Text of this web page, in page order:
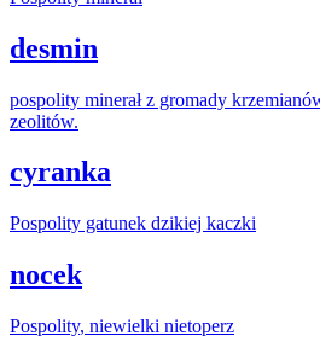
desmin
pospolity minerał z gromady
zeolitów.
cyranka
Pospolity gatunek dzikiej kaczki
nocek
Pospolity, niewielki nietoperz